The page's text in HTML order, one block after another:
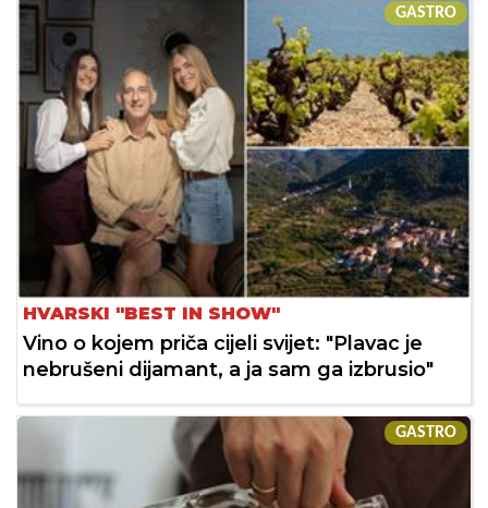
GASTRO
HVARSKI "BEST IN SHOW"
Vino o kojem priča cijeli svijet: "Plavac je
nebrušeni dijamant, a ja sam ga izbrusio"
GASTRO